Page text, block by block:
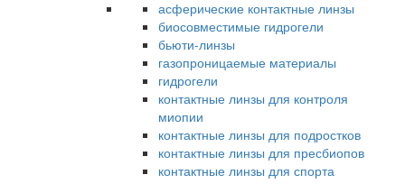
асферические контактные линзы
биосовместимые гидрогели
бьюти-линзы
газопроницаемые материалы
гидрогели
контактные линзы для контроля
миопии
контактные линзы для подростков
контактные линзы для пресбиопов
контактные линзы для спорта